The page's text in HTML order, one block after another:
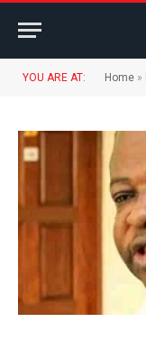
YOU ARE AT: Home »